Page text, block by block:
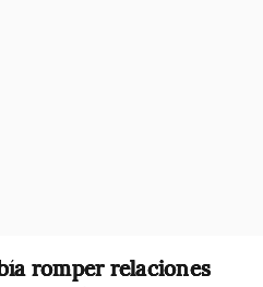
romper relaciones